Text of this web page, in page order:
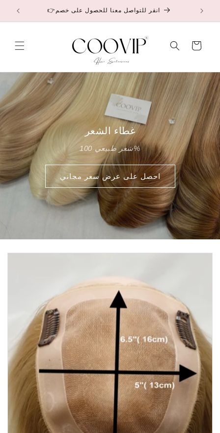
إلى
👉انقر للتواصل معنا للحصول على خصم
التسوق
غطاء الشعر
شعر طبيعي 100%
احصل على عرض سعر مجاني